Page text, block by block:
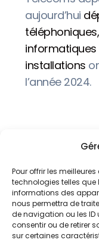
Pour offrir les
technologies telles
informations des
nous permettra de
de navigation ou les ID
consentir ou de retirer
sur certaines
aujourd’hui
informatiques
installations
l’année 2024.
Service IT &